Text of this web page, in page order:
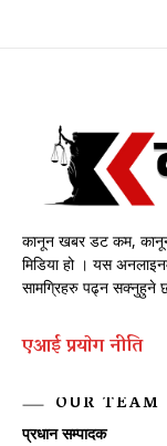
कानून खबर डट कम, कानून
मिडिया हो । यस
सामग्रिहरु पढ्न सक्नुहुने
एआई प्रयाेग नीति
OUR TEAM
प्रधान सम्पादक